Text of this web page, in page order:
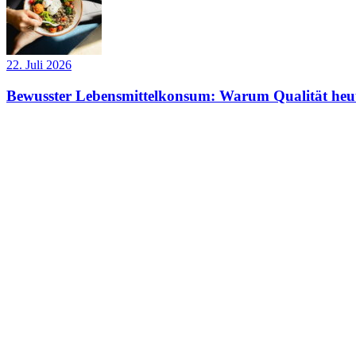
22. Juli 2026
Bewusster Lebensmittelkonsum: Warum Qualität